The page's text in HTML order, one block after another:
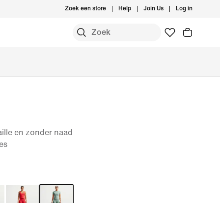
Zoek een store Help Join Us Log in
en zonder naad